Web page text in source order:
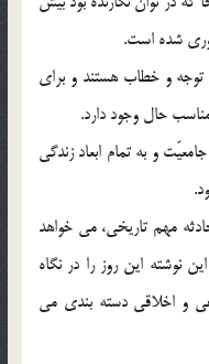
شده است.
توجه و خطاب هستند و برای
حال وجود دارد.
و به تمام ابعاد زندگی
مهم تاریخی، می خواهد
نوشته این روز را در نگاه
و اخلاقی دسته بندی می